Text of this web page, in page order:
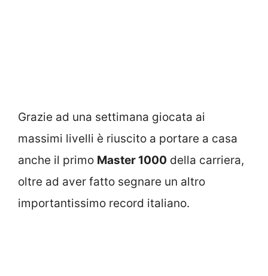
Grazie ad una settimana giocata ai
massimi livelli è riuscito a portare a casa
anche il primo Master 1000 della carriera,
oltre ad aver fatto segnare un altro
importantissimo record italiano.